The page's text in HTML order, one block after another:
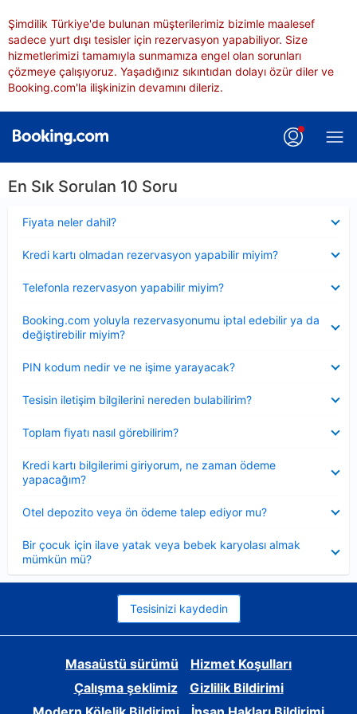
Şimdilik Türkiye'de bulunan müşterilerimiz bizimle maalesef
sadece yurt dışı tesisler için rezervasyon yapabiliyor. Size
hizmetlerimizi tamamıyla sunmamıza engel olan sorunları
çözmeye çalışıyoruz. Yaşadığınız sıkıntıdan dolayı özür diler ve
Booking.com'la ilişkinizin devamını dileriz.
En Sık Sorulan 10 Soru
Fiyata neler dahil?
Kredi kartı olmadan rezervasyon yapabilir miyim?
Telefonla rezervasyon yapabilir miyim?
Booking.com yoluyla rezervasyonumu iptal edebilir ya da
değiştirebilir miyim?
PIN kodum nedir ve ne işime yarayacak?
Tesisin iletişim bilgilerini nereden bulabilirim?
Toplam fiyatı nasıl görebilirim?
Kredi kartı bilgilerimi giriyorum, ne zaman ödeme
yapacağım?
Otel depozito veya ön ödeme talep ediyor mu?
Bir çocuk için ilave yatak veya bebek karyolası almak
mümkün mü?
Tesisinizi kaydedin
Masaüstü sürümü
Hizmet Koşulları
Çalışma şeklimiz
Gizlilik Bildirimi